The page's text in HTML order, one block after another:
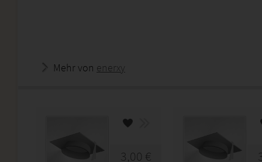
Mehr von enerxy
3,00 €